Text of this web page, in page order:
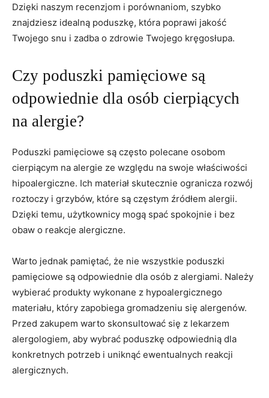
Dzięki naszym recenzjom i porównaniom, szybko
znajdziesz ⁢idealną poduszkę, która poprawi jakość
Twojego snu i⁢ zadba o zdrowie Twojego ​kręgosłupa.
Czy poduszki pamięciowe ⁤są
odpowiednie dla osób cierpiących
na alergie?
Poduszki pamięciowe są często polecane osobom
cierpiącym na alergie ze względu na swoje właściwości
hipoalergiczne. Ich⁣ materiał skutecznie ogranicza rozwój
roztoczy i grzybów, które są częstym źródłem alergii.
Dzięki temu, użytkownicy mogą spać spokojnie i bez
obaw o reakcje alergiczne.
Warto jednak ⁤pamiętać, że nie wszystkie poduszki
pamięciowe są odpowiednie ⁤dla​ osób z ‍alergiami. Należy
wybierać produkty wykonane z hypoalergicznego
materiału, który zapobiega⁤ gromadzeniu ‌się alergenów.
Przed zakupem warto skonsultować się z lekarzem
alergologiem,⁢ aby wybrać poduszkę odpowiednią dla
‍konkretnych potrzeb i uniknąć ewentualnych reakcji
alergicznych.